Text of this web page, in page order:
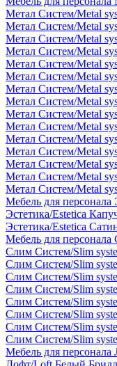
Метал Систем/Metal
Метал Систем/Metal
Метал Систем/Metal
Метал Систем/Metal
Метал Систем/Metal
Метал Систем/Metal
Метал Систем/Metal
Метал Систем/Metal
Метал Систем/Metal
Метал Систем/Metal
Метал Систем/Metal
Метал Систем/Metal
Метал Систем/Metal
Метал Систем/Metal
Метал Систем/Metal
Мебель для персонала
Эстетика/Estetica
Эстетика/Estetica
Мебель для
Слим Систем/Slim
Слим Систем/Slim
Слим Систем/Slim
Слим Систем/Slim
Слим Систем/Slim
Слим Систем/Slim
Слим Систем/Slim
Слим Систем/Slim
Мебель для